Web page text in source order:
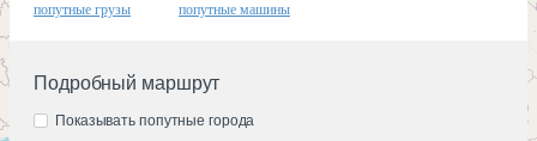
попутные грузы попутные машины
Подробный маршрут
Показывать попутные города